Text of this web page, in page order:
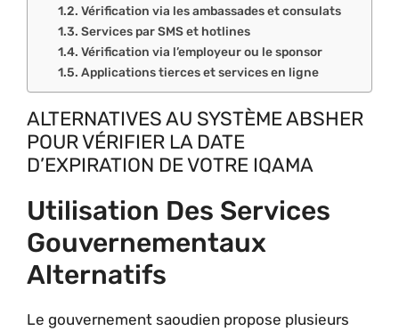
Vérification via les ambassades et consulats
Services par SMS et hotlines
Vérification via l’employeur ou le sponsor
Applications tierces et services en ligne
ALTERNATIVES AU SYSTÈME ABSHER
POUR VÉRIFIER LA DATE
D’EXPIRATION DE VOTRE IQAMA
Utilisation Des Services
Gouvernementaux
Alternatifs
Le gouvernement saoudien propose plusieurs